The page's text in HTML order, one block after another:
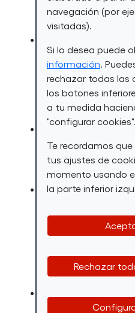
navegación (por
visitadas).
Si lo desea puede
información .
rechazar todas las
los botones
a tu medida
"configurar cookies".
Te recordamos
tus ajustes de
momento usando
la parte inferior
Rechazar
correcto
Servicio y sus
informáticos o
físicos o lógicos que
provocar daños
malicioso u otros
perjudiciales.
No intentar
datos de
responsabilidad, o
otros usuarios;
En particular, y a
transmitir, difundir o
terceros
vulneración de
de terceros.
Acceder sin
identidad falsa,